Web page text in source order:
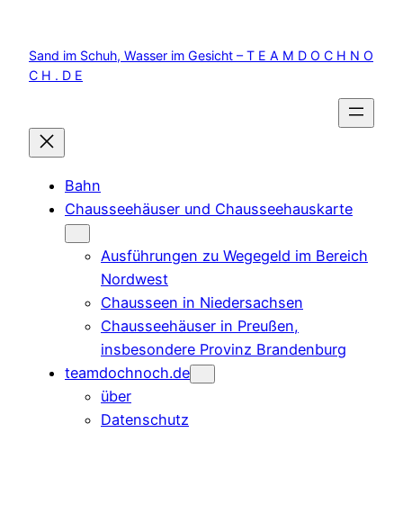
springen
Sand im Schuh, Wasser im Gesicht – T E A M D O C H N O
C H . D E
Bahn
Chausseehäuser und Chausseehauskarte
Ausführungen zu Wegegeld im Bereich
Nordwest
Chausseen in Niedersachsen
Chausseehäuser in Preußen,
insbesondere Provinz Brandenburg
teamdochnoch.de
über
Datenschutz